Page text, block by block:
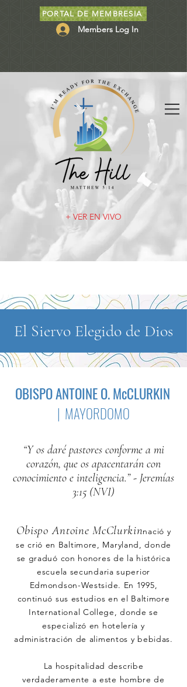
+ VER EN VIVO
PORTAL DE MEMBRESIA
Members Log In
El Siervo Elegido de Dios
OBISPO ANTOINE O. McCLURKIN
| MAYORDOMO
“Y os daré pastores conforme a mi
corazón, que os apacentarán con
conocimiento e inteligencia.” - Jeremías
3:15 (NVI)
Obispo Antoine McClurkinnació y
se crió en Baltimore, Maryland, donde
se graduó con honores de la histórica
escuela secundaria superior
Edmondson-Westside. En 1995,
continuó sus estudios en el Baltimore
International College, donde se
especializó en hotelería y
administración de alimentos y bebidas.
La hospitalidad describe
verdaderamente a este hombre de